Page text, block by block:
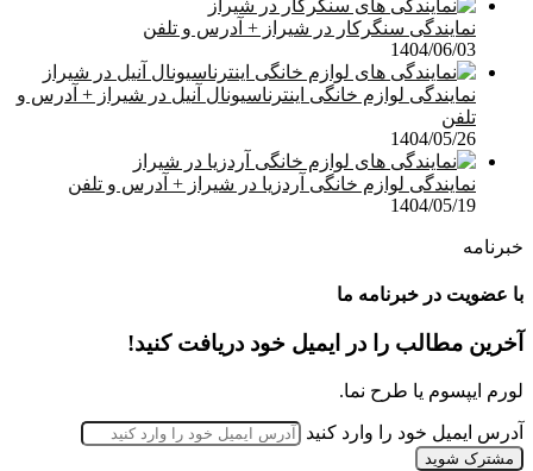
نمایندگی سنگرکار در شیراز + آدرس و تلفن
1404/06/03
نمایندگی لوازم خانگی اینترناسیونال آنیل در شیراز + آدرس و
تلفن
1404/05/26
نمایندگی لوازم خانگی آردزیا در شیراز + آدرس و تلفن
1404/05/19
خبرنامه
با عضویت در خبرنامه ما
آخرین مطالب را در ایمیل خود دریافت کنید!
لورم ایپسوم یا طرح‌ نما.
آدرس ایمیل خود را وارد کنید